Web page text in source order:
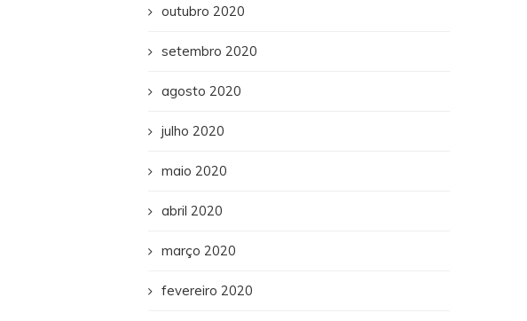
outubro 2020
setembro 2020
agosto 2020
julho 2020
maio 2020
abril 2020
março 2020
fevereiro 2020